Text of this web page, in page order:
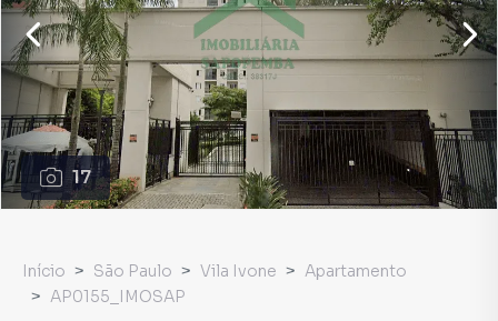
17
Início São Paulo Vila Ivone
Apartamento
AP0155_IMOSAP